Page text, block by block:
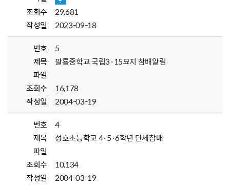
조회수
29,681
작성일
2023-09-18
번호
5
제목
팔룡중학교 국립3·15묘지 참배알림
파일
조회수
16,178
작성일
2004-03-19
번호
4
제목
성호초등학교 4·5·6학년 단체참배
파일
조회수
10,134
작성일
2004-03-19